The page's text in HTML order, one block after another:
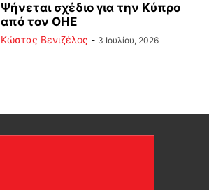
Ψήνεται σχέδιο για την Κύπρο
από τον ΟΗΕ
Κώστας Βενιζέλος - 3 Ιουλίου, 2026